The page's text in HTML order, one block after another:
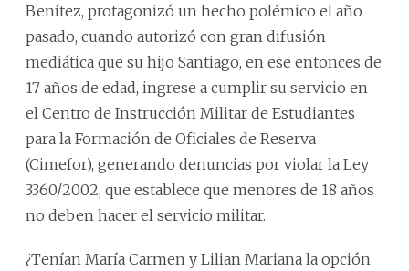
Benítez, protagonizó un hecho polémico el año
pasado, cuando autorizó con gran difusión
mediática que su hijo Santiago, en ese entonces de
17 años de edad, ingrese a cumplir su servicio en
el Centro de Instrucción Militar de Estudiantes
para la Formación de Oficiales de Reserva
(Cimefor), generando denuncias por violar la Ley
3360/2002, que establece que menores de 18 años
no deben hacer el servicio militar.
¿Tenían María Carmen y Lilian Mariana la opción